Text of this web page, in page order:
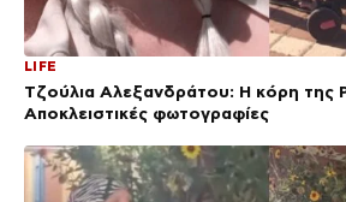
LIFE
Τζούλια Αλεξανδράτου: Η κόρη της
Αποκλειστικές φωτογραφίες